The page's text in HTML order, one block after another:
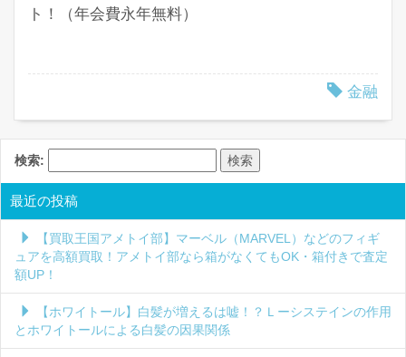
ト！（年会費永年無料）
金融
検索:
最近の投稿
【買取王国アメトイ部】マーベル（MARVEL）などのフィギ
ュアを高額買取！アメトイ部なら箱がなくてもOK・箱付きで査定
額UP！
【ホワイトール】白髪が増えるは嘘！？Ｌーシステインの作用
とホワイトールによる白髪の因果関係